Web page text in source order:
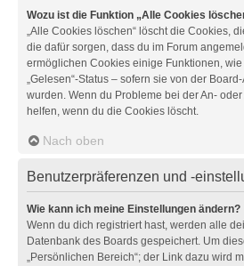
Wozu ist die Funktion „Alle Cookies
„Alle Cookies löschen“ löscht die Cookies,
die dafür sorgen, dass du im Forum
ermöglichen Cookies einige Funktionen,
„Gelesen“-Status – sofern sie von der
wurden. Wenn du Probleme bei der An-
helfen, wenn du die Cookies löscht.
Nach oben
Benutzerpräferenzen und -
Wie kann ich meine Einstellungen ändern?
Wenn du dich registriert hast, werden alle
Datenbank des Boards gespeichert. Um
„Persönlichen Bereich“; der Link dazu wird